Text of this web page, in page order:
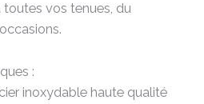
vos tenues, du
:
inoxydable haute qualité